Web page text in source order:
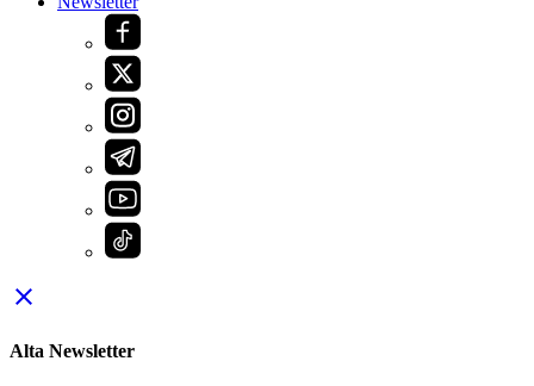
close
Alta Newsletter